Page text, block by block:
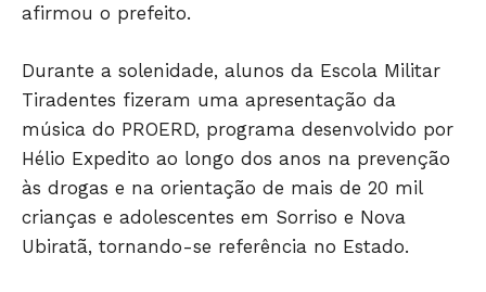
afirmou o prefeito.
Durante a solenidade, alunos da Escola Militar
Tiradentes fizeram uma apresentação da
música do PROERD, programa desenvolvido por
Hélio Expedito ao longo dos anos na prevenção
às drogas e na orientação de mais de 20 mil
crianças e adolescentes em Sorriso e Nova
Ubiratã, tornando-se referência no Estado.